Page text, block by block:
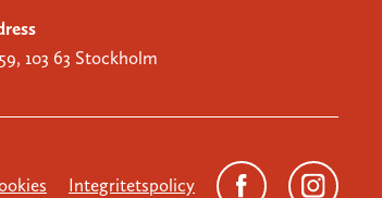
103 63 Stockholm
Integritetspolicy